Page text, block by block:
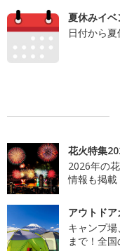
夏休みイ
日付から
花火特集
2026年の
情報も掲載
アウトドア
キャンプ
まで！全